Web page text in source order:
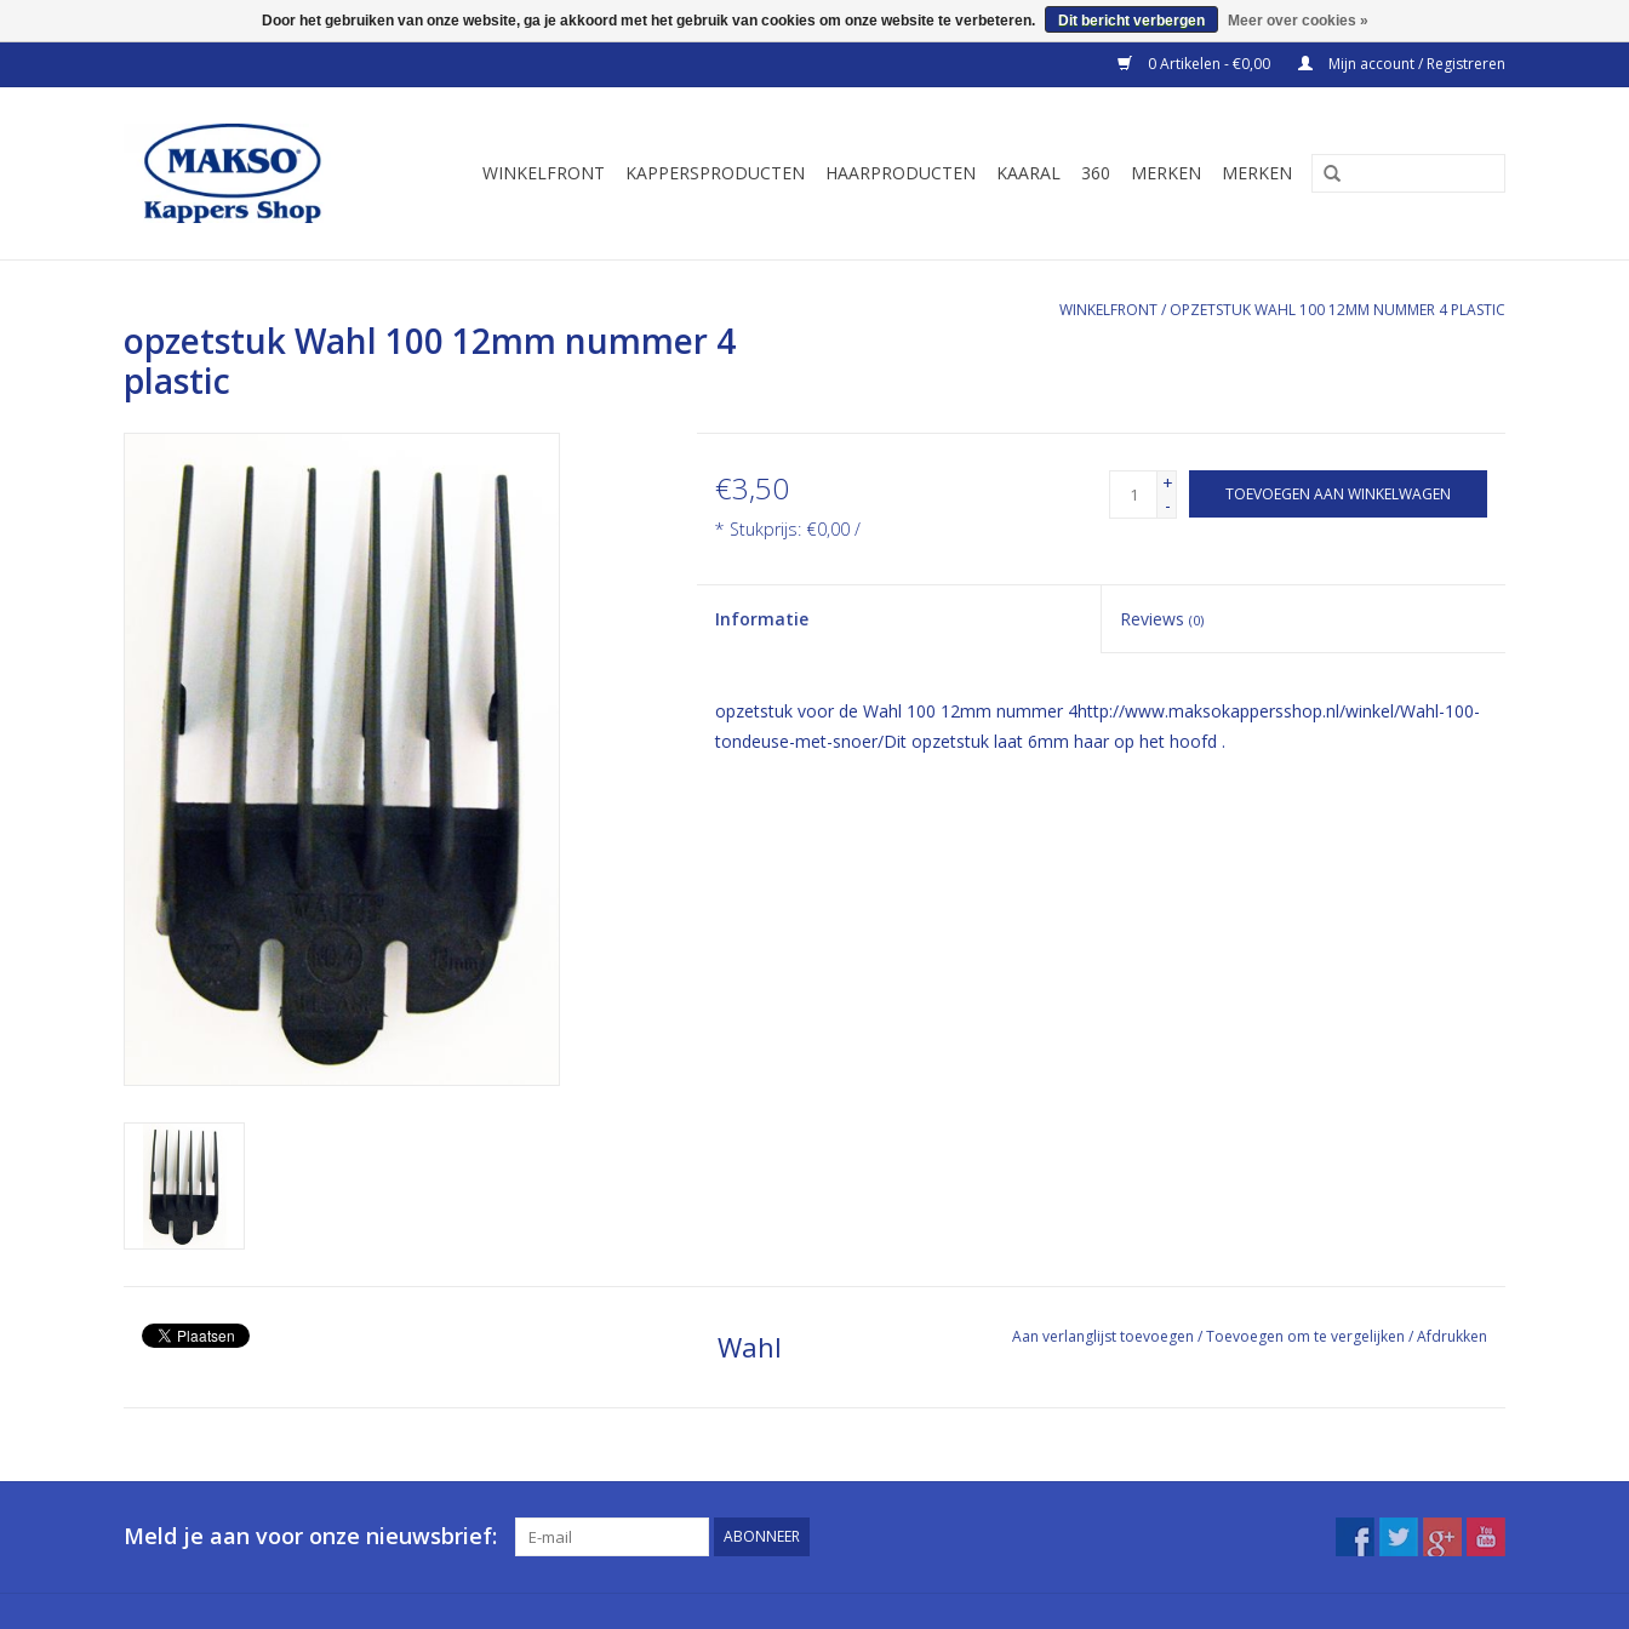
0 Artikelen - €0,00 Mijn account / Registreren
WINKELFRONT KAPPERSPRODUCTEN HAARPRODUCTEN KAARAL 360 MERKEN MERKEN
opzetstuk Wahl 100 12mm nummer 4
plastic
WINKELFRONT/ OPZETSTUK WAHL 100 12MM NUMMER 4 PLASTIC
€3,50
* Stukprijs: €0,00 /
+
-
TOEVOEGEN AAN WINKELWAGEN
Informatie Reviews(0)
opzetstuk voor de Wahl 100 12mm nummer 4http://www.maksokappersshop.nl/winkel/Wahl-100-
tondeuse-met-snoer/Dit opzetstuk laat 6mm haar op het hoofd .
Wahl Aan verlanglijst toevoegen /Toevoegen om te vergelijken /Afdrukken
Meld je aan voor onze nieuwsbrief: ABONNEER
Door het gebruiken van onze website, ga je akkoord met het gebruik van cookies om onze website te verbeteren. Dit bericht verbergen Meer over cookies »